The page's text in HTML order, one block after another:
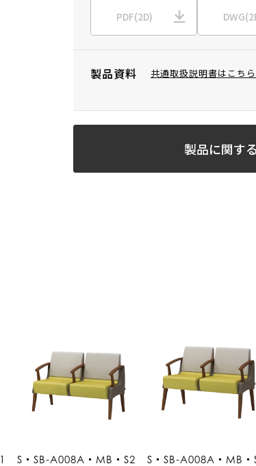
PDF(2D)
製品資料 共通取扱説明書はこちら
製品に関す
S・SB-A008A・MB・S2
S・SB-A008A・MB・